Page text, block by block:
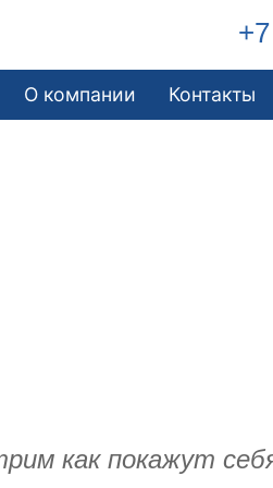
О компании Контакты
как покажут